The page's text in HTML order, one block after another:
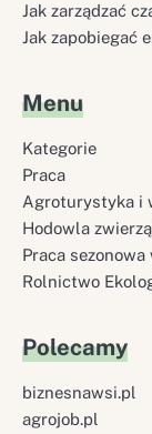
Jak zarządzać
Jak zapobiegać
Menu
Kategorie
Praca
Agroturystyka i
Hodowla
Praca
Rolnictwo
Polecamy
biznesnawsi.pl
agrojob.pl